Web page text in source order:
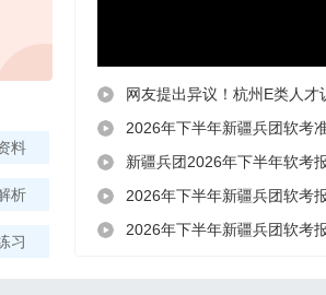
料
析
习
网友提出异议！杭州E类人才
2026年下半年新疆兵团软考
新疆兵团2026年下半年软考
2026年下半年新疆兵团软考
2026年下半年新疆兵团软考